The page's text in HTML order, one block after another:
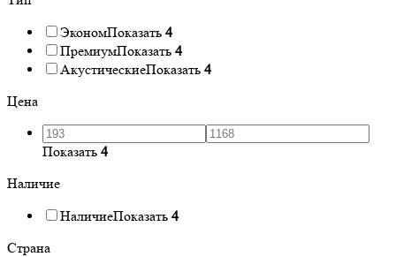
ЭкономПоказать 4
ПремиумПоказать 4
АкустическиеПоказать 4
Цена
Показать 4
Наличие
НаличиеПоказать 4
Страна